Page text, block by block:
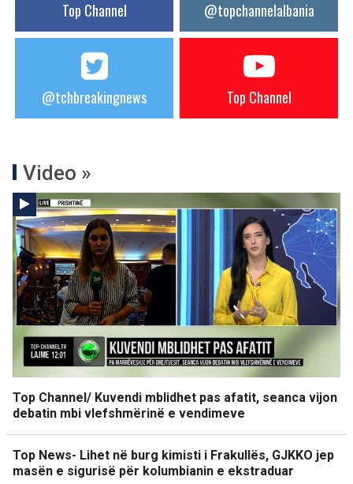
Top Channel @topchannelalbania
@tchbreakingnews Top Channel
Video »
Top Channel/ Kuvendi mblidhet pas afatit, seanca vijon
debatin mbi vlefshmërinë e vendimeve
Top News- Lihet në burg kimisti i Frakullës, GJKKO jep
masën e sigurisë për kolumbianin e ekstraduar